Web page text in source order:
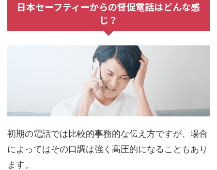
日本セーフティーからの督促電話はどんな感
じ？
初期の電話では比較的事務的な伝え方ですが、場合
によってはその口調は強く高圧的になることもあり
ます。